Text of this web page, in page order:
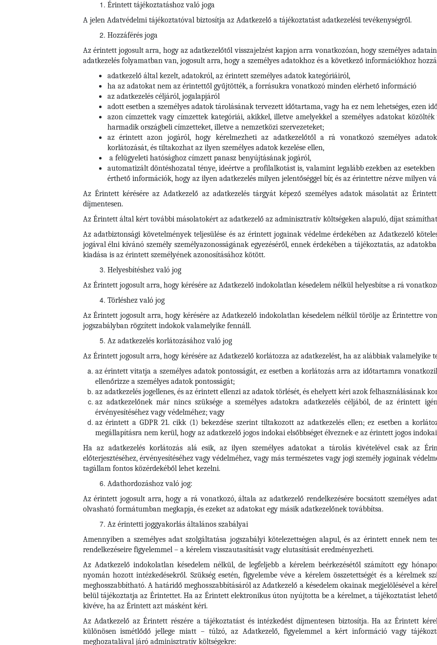
Érintett tájékoztatáshoz való joga
A jelen Adatvédelmi tájékoztatóval biztosítja az Adatkezelő a tájékoztatást adatkezelési tevékenységről.
Hozzáférés joga
Az érintett jogosult arra, hogy az adatkezelőtől visszajelzést kapjon arra vonatkozóan, hogy személyes
adatkezelés folyamatban van, jogosult arra, hogy a személyes adatokhoz és a következő információkhoz
adatkezelő által kezelt, adatokról, az érintett személyes adatok kategóriáiról,
ha az adatokat nem az érintettől gyűjtötték, a forrásukra vonatkozó minden elérhető információ
az adatkezelés céljáról, jogalapjáról
adott esetben a személyes adatok tárolásának tervezett időtartama, vagy ha ez nem lehetséges, ezen
azon címzettek vagy címzettek kategóriái, akikkel, illetve amelyekkel a személyes adatokat
harmadik országbeli címzetteket, illetve a nemzetközi szervezeteket;
az érintett azon jogáról, hogy kérelmezheti az adatkezelőtől a rá vonatkozó személyes adatok
korlátozását, és tiltakozhat az ilyen személyes adatok kezelése ellen,
a felügyeleti hatósághoz címzett panasz benyújtásának jogáról,
automatizált döntéshozatal ténye, ideértve a profilalkotást is, valamint legalább ezekben az
érthető információk, hogy az ilyen adatkezelés milyen jelentőséggel bír, és az érintettre nézve milyen
Az Érintett kérésére az Adatkezelő az adatkezelés tárgyát képező személyes adatok másolatát az
díjmentesen.
Az Érintett által kért további másolatokért az adatkezelő az adminisztratív költségeken alapuló, díjat
Az adatbiztonsági követelmények teljesülése és az érintett jogainak védelme érdekében az Adatkezelő
jogával élni kívánó személy személyazonosságának egyezéséről, ennek érdekében a tájékoztatás, az
kiadása is az érintett személyének azonosításához kötött.
Helyesbítéshez való jog
Az Érintett jogosult arra, hogy kérésére az Adatkezelő indokolatlan késedelem nélkül helyesbítse a rá
Törléshez való jog
Az Érintettjogosult arra, hogy kérésére az Adatkezelő indokolatlan késedelem nélkül törölje az Érintettre
jogszabályban rögzített indokok valamelyike fennáll.
Az adatkezelés korlátozásához való jog
Az Érintett jogosult arra, hogy kérésére az Adatkezelő korlátozza az adatkezelést, ha az alábbiak valamelyike
az érintett vitatja a személyes adatok pontosságát, ez esetben a korlátozás arra az időtartamra
ellenőrizze a személyes adatok pontosságát;
az adatkezelés jogellenes, és az érintett ellenzi az adatok törlését, és ehelyett kéri azok felhasználásának
az adatkezelőnek már nincs szüksége a személyes adatokra adatkezelés céljából, de az érintett
érvényesítéséhez vagy védelméhez; vagy
az érintett a GDPR 21. cikk (1) bekezdése szerint tiltakozott az adatkezelés ellen; ez esetben a
megállapításra nem kerül, hogy az adatkezelő jogos indokai elsőbbséget élveznek-e az érintett jogos
Ha az adatkezelés korlátozás alá esik, az ilyen személyes adatokat a tárolás kivételével csak az
előterjesztéséhez, érvényesítéséhez vagy védelméhez, vagy más természetes vagy jogi személy jogainak
tagállam fontos közérdekéből lehet kezelni.
Adathordozáshoz való jog:
Az érintett jogosult arra, hogy a rá vonatkozó, általa az adatkezelő rendelkezésére bocsátott személyes
olvasható formátumban megkapja, és ezeket az adatokat egy másik adatkezelőnek továbbítsa.
Az érintetti joggyakorlás általános szabályai
Amennyiben a személyes adat szolgáltatása jogszabályi kötelezettségen alapul, és az érintett ennek nem
rendelkezéseire figyelemmel – a kérelem visszautasítását vagy elutasítását eredményezheti.
Az Adatkezelő indokolatlan késedelem nélkül, de legfeljebb a kérelem beérkezésétől számított egy
nyomán hozott intézkedésekről. Szükség esetén, figyelembe véve a kérelem összetettségét és a kérelmek
meghosszabbítható. A határidő meghosszabbításáról az Adatkezelő a késedelem okainak megjelölésével a
belül tájékoztatja az Érintettet. Ha az Érintett elektronikus úton nyújtotta be a kérelmet, a tájékoztatást
kivéve, ha az Érintett azt másként kéri.
Az Adatkezelő az Érintett részére a tájékoztatást és intézkedést díjmentesen biztosítja. Ha az Érintett
különösen ismétlődő jellege miatt – túlzó, az Adatkezelő, figyelemmel a kért információ vagy
meghozatalával járó adminisztratív költségekre: